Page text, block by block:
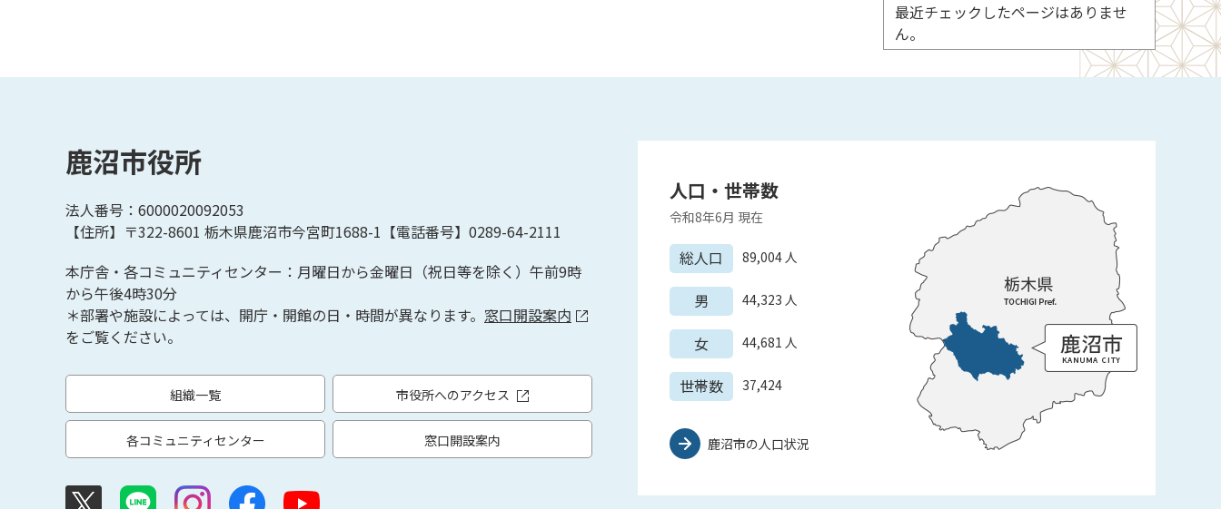
最近チェックしたページはありませ
ん。
鹿沼市役所
法人番号：6000020092053
【住所】〒322-8601 栃木県鹿沼市今宮町1688-1【電話番号】0289-64-2111
本庁舎・各コミュニティセンター：月曜日から金曜日（祝日等を除く）午前9時
から午後4時30分
＊部署や施設によっては、開庁・開館の日・時間が異なります。 窓口開設案内
をご覧ください。
組織一覧 市役所へのアクセス
各コミュニティセンター 窓口開設案内
人口・世帯数
令和8年6月 現在
総人口 89,004人
男 44,323 人
女 44,681 人
世帯数 37,424
鹿沼市の人口状況